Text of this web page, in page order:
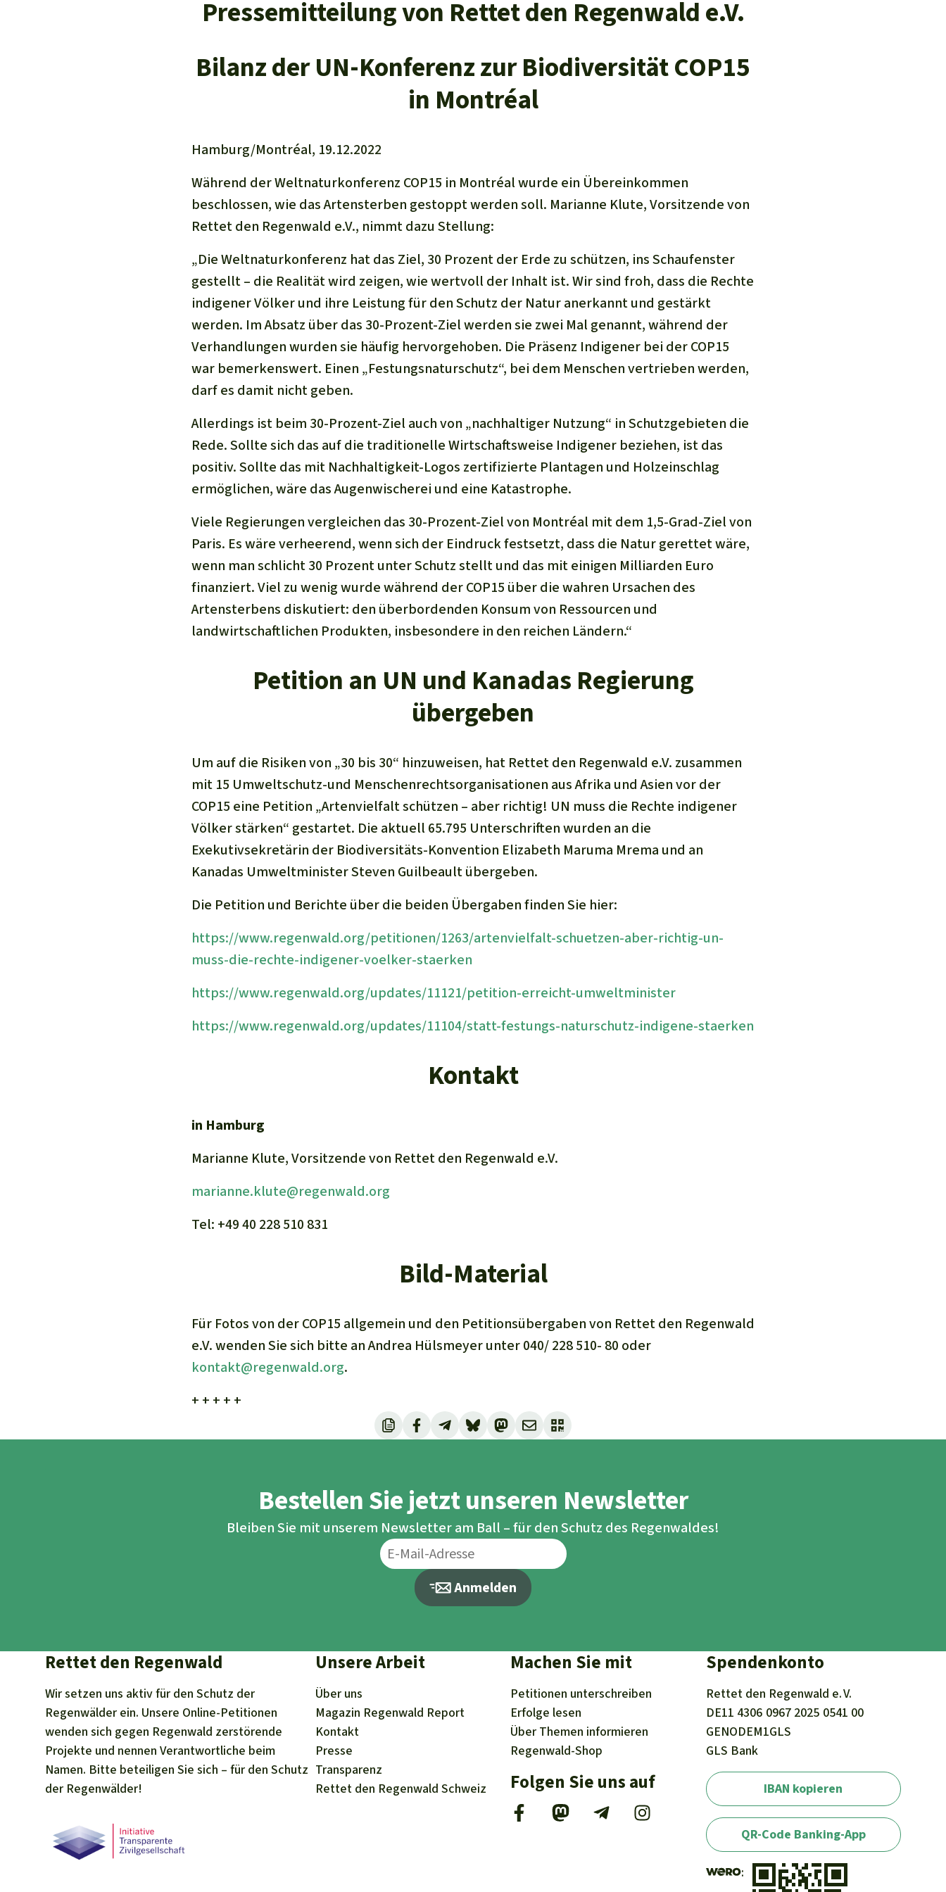
Pressemitteilung von Rettet den Regenwald e.V.
Bilanz der UN-Konferenz zur Biodiversität COP15
in Montréal
Hamburg/Montréal, 19.12.2022
Während der Weltnaturkonferenz COP15 in Montréal wurde ein Übereinkommen
beschlossen, wie das Artensterben gestoppt werden soll. Marianne Klute, Vorsitzende von
Rettet den Regenwald e.V., nimmt dazu Stellung:
„Die Weltnaturkonferenz hat das Ziel, 30 Prozent der Erde zu schützen, ins Schaufenster
gestellt – die Realität wird zeigen, wie wertvoll der Inhalt ist. Wir sind froh, dass die Rechte
indigener Völker und ihre Leistung für den Schutz der Natur anerkannt und gestärkt
werden. Im Absatz über das 30-Prozent-Ziel werden sie zwei Mal genannt, während der
Verhandlungen wurden sie häufig hervorgehoben. Die Präsenz Indigener bei der COP15
war bemerkenswert. Einen „Festungsnaturschutz“, bei dem Menschen vertrieben werden,
darf es damit nicht geben.
Allerdings ist beim 30-Prozent-Ziel auch von „nachhaltiger Nutzung“ in Schutzgebieten die
Rede. Sollte sich das auf die traditionelle Wirtschaftsweise Indigener beziehen, ist das
positiv. Sollte das mit Nachhaltigkeit-Logos zertifizierte Plantagen und Holzeinschlag
ermöglichen, wäre das Augenwischerei und eine Katastrophe.
Viele Regierungen vergleichen das 30-Prozent-Ziel von Montréal mit dem 1,5-Grad-Ziel von
Paris. Es wäre verheerend, wenn sich der Eindruck festsetzt, dass die Natur gerettet wäre,
wenn man schlicht 30 Prozent unter Schutz stellt und das mit einigen Milliarden Euro
finanziert. Viel zu wenig wurde während der COP15 über die wahren Ursachen des
Artensterbens diskutiert: den überbordenden Konsum von Ressourcen und
landwirtschaftlichen Produkten, insbesondere in den reichen Ländern.“
Petition an UN und Kanadas Regierung
übergeben
Um auf die Risiken von „30 bis 30“ hinzuweisen, hat Rettet den Regenwald e.V. zusammen
mit 15 Umweltschutz-und Menschenrechtsorganisationen aus Afrika und Asien vor der
COP15 eine Petition „Artenvielfalt schützen – aber richtig! UN muss die Rechte indigener
Völker stärken“ gestartet. Die aktuell 65.795 Unterschriften wurden an die
Exekutivsekretärin der Biodiversitäts-Konvention Elizabeth Maruma Mrema und an
Kanadas Umweltminister Steven Guilbeault übergeben.
Die Petition und Berichte über die beiden Übergaben finden Sie hier:
https://www.regenwald.org/petitionen/1263/artenvielfalt-schuetzen-aber-richtig-un-
muss-die-rechte-indigener-voelker-staerken
https://www.regenwald.org/updates/11121/petition-erreicht-umweltminister
https://www.regenwald.org/updates/11104/statt-festungs-naturschutz-indigene-staerken
Kontakt
in Hamburg
Marianne Klute, Vorsitzende von Rettet den Regenwald e.V.
marianne.klute@regenwald.org
Tel: +49 40 228 510 831
Bild-Material
Für Fotos von der COP15 allgemein und den Petitionsübergaben von Rettet den Regenwald
e.V. wenden Sie sich bitte an Andrea Hülsmeyer unter 040/ 228 510- 80 oder
kontakt@regenwald.org.
+ + + + +
Bestellen Sie jetzt unseren Newsletter
Bleiben Sie mit unserem Newsletter am Ball – für den Schutz des Regenwaldes!
Anmelden
Rettet den Regenwald
Wir setzen uns aktiv für den Schutz der
Regenwälder ein. Unsere Online-Petitionen
wenden sich gegen Regenwald zerstörende
Projekte und nennen Verantwortliche beim
Namen. Bitte beteiligen Sie sich – für den Schutz
der Regenwälder!
Unsere Arbeit
Über uns
Magazin Regenwald Report
Kontakt
Presse
Transparenz
Rettet den Regenwald Schweiz
Machen Sie mit
Petitionen unterschreiben
Erfolge lesen
Über Themen informieren
Regenwald-Shop
Folgen Sie uns auf
Spendenkonto
Rettet den Regenwald e. V.
DE11 4306 0967 2025 0541 00
GENODEM1GLS
GLS Bank
IBAN kopieren
QR-Code Banking-App